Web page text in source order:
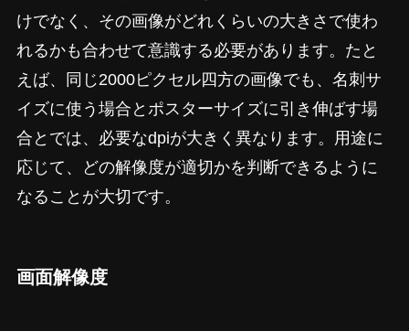
けでなく、その画像がどれくらいの大きさで使わ
れるかも合わせて意識する必要があります。たと
えば、同じ2000ピクセル四方の画像でも、名刺サ
イズに使う場合とポスターサイズに引き伸ばす場
合とでは、必要なdpiが大きく異なります。用途に
応じて、どの解像度が適切かを判断できるように
なることが大切です。
画面解像度